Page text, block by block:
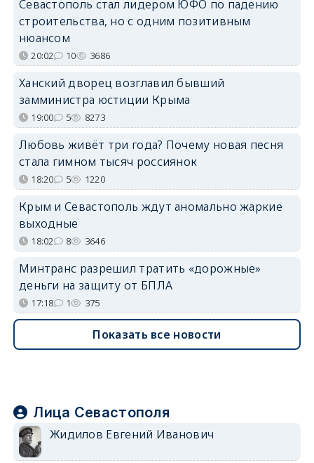
Севастополь стал лидером ЮФО по падению
строительства, но с одним позитивным
нюансом
20:02 10 3686
Ханский дворец возглавил бывший
замминистра юстиции Крыма
19:00 5 8273
Любовь живёт три года? Почему новая песня
стала гимном тысяч россиянок
18:20 5 1220
Крым и Севастополь ждут аномально жаркие
выходные
18:02 8 3646
Минтранс разрешил тратить «дорожные»
деньги на защиту от БПЛА
17:18 1 375
Показать все новости
Лица Севастополя
Жидилов Евгений Иванович